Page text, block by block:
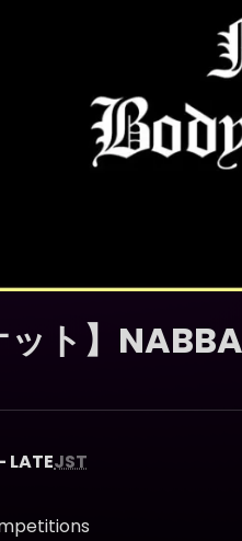
ット】
LATEJST